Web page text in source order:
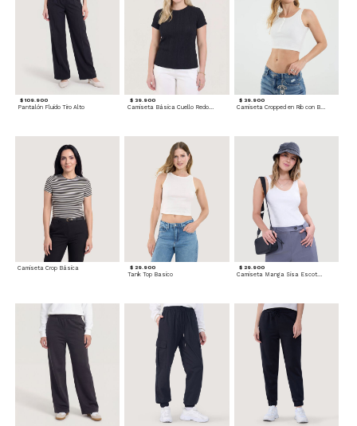
$ 109.900
Pantalón Fluido Tiro Alto
$ 39.900
Camiseta Básica Cuello Redondo
$ 39.900
Camiseta Crop Básica $ 29.900
Tank Top Basico
$ 29.900